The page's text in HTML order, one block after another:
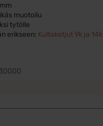
muotoilu
tytölle
erikseen: Kultaketjut 9k ja 14k